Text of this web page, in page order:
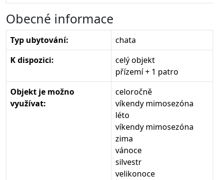
Obecné informace
Typ ubytování:
chata
K dispozici:
celý objekt
přízemí + 1 patro
Objekt je možno
využívat:
celoročně
víkendy mimosezóna
léto
víkendy mimosezóna
zima
vánoce
silvestr
velikonoce